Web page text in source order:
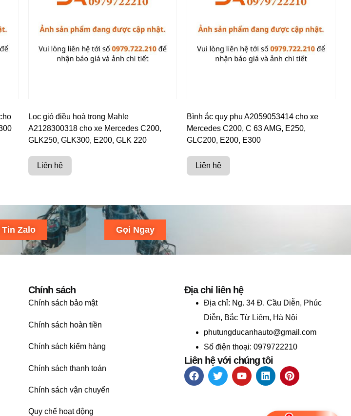
Lọc gió điều hoà trong Mahle
A2128300318 cho xe Mercedes C200,
GLK250, GLK300, E200, GLK 220
Liên hệ
Bình ắc quy phụ A2059053414 cho xe
Mercedes C200, C 63 AMG, E250,
GLC200, E200, E300
Liên hệ
Tin Zalo Gọi Ngay
Chính sách
Chính sách bảo mật
Chính sách hoàn tiền
Chính sách kiểm hàng
Chính sách thanh toán
Chính sách vận chuyển
Quy chế hoạt động
Địa chỉ liên hệ
Địa chỉ: Ng. 34 Đ. Cầu Diễn, Phúc
Diễn, Bắc Từ Liêm, Hà Nội
phutungducanhauto@gmail.com
Số điện thoại: 0979722210
Liên hệ với chúng tôi